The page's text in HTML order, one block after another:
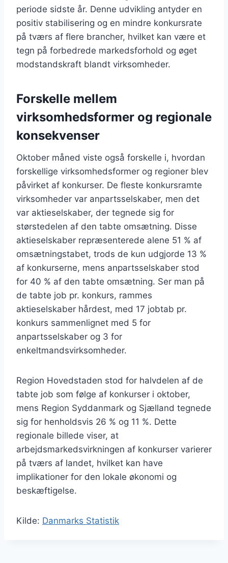
periode sidste år. Denne udvikling antyder en
positiv stabilisering og en mindre konkursrate
på tværs af flere brancher, hvilket kan være et
tegn på forbedrede markedsforhold og øget
modstandskraft blandt virksomheder.
Forskelle mellem
virksomhedsformer og regionale
konsekvenser
Oktober måned viste også forskelle i, hvordan
forskellige virksomhedsformer og regioner blev
påvirket af konkurser. De fleste konkursramte
virksomheder var anpartsselskaber, men det
var aktieselskaber, der tegnede sig for
størstedelen af den tabte omsætning. Disse
aktieselskaber repræsenterede alene 51 % af
omsætningstabet, trods de kun udgjorde 13 %
af konkurserne, mens anpartsselskaber stod
for 40 % af den tabte omsætning. Ser man på
de tabte job pr. konkurs, rammes
aktieselskaber hårdest, med 17 jobtab pr.
konkurs sammenlignet med 5 for
anpartsselskaber og 3 for
enkeltmandsvirksomheder.
Region Hovedstaden stod for halvdelen af de
tabte job som følge af konkurser i oktober,
mens Region Syddanmark og Sjælland tegnede
sig for henholdsvis 26 % og 11 %. Dette
regionale billede viser, at
arbejdsmarkedsvirkningen af konkurser varierer
på tværs af landet, hvilket kan have
implikationer for den lokale økonomi og
beskæftigelse.
Kilde: Danmarks Statistik